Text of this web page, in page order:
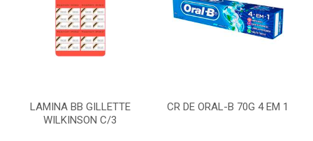
LAMINA BB GILLETTE
WILKINSON C/3
CR DE ORAL-B 70G 4 EM 1